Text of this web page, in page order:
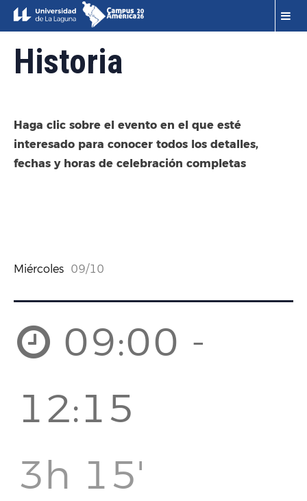
Historia
Haga clic sobre el evento en el que esté
interesado para conocer todos los detalles,
fechas y horas de celebración completas
Miércoles 09/10
09:00 -
12:15
3h 15'